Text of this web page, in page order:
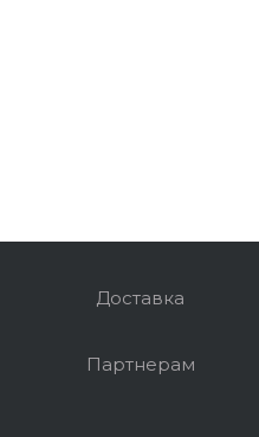
Доставка
Партнерам